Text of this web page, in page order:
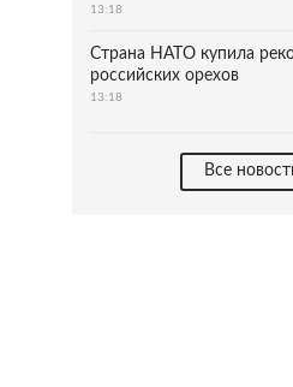
13:18
Страна НАТО купила
российских орехов
13:18
Все